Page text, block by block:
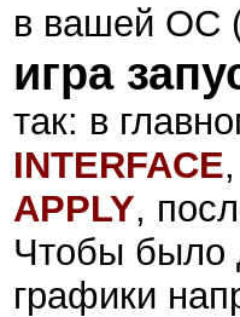
в вашей ОС
игра
так: в
INTERFACE
APPLY,
Чтобы было
графики